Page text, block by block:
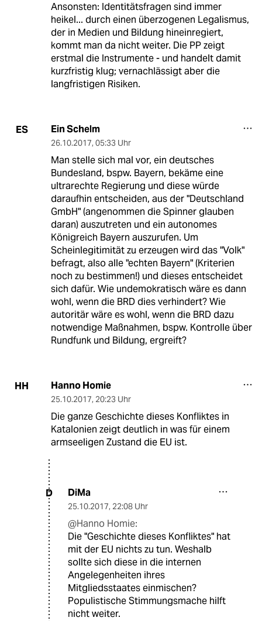
Ansonsten: Identitätsfragen sind immer
heikel... durch einen überzogenen Legalismus,
der in Medien und Bildung hineinregiert,
kommt man da nicht weiter. Die PP zeigt
erstmal die Instrumente - und handelt damit
kurzfristig klug; vernachlässigt aber die
langfristigen Risiken.
ES Ein Schelm
26.10.2017, 05:33 Uhr
Man stelle sich mal vor, ein deutsches
Bundesland, bspw. Bayern, bekäme eine
ultrarechte Regierung und diese würde
daraufhin entscheiden, aus der "Deutschland
GmbH" (angenommen die Spinner glauben
daran) auszutreten und ein autonomes
Königreich Bayern auszurufen. Um
Scheinlegitimität zu erzeugen wird das "Volk"
befragt, also alle "echten Bayern" (Kriterien
noch zu bestimmen!) und dieses entscheidet
sich dafür. Wie undemokratisch wäre es dann
wohl, wenn die BRD dies verhindert? Wie
autoritär wäre es wohl, wenn die BRD dazu
notwendige Maßnahmen, bspw. Kontrolle über
Rundfunk und Bildung, ergreift?
HH Hanno Homie
25.10.2017, 20:23 Uhr
Die ganze Geschichte dieses Konfliktes in
Katalonien zeigt deutlich in was für einem
armseeligen Zustand die EU ist.
D DiMa
25.10.2017, 22:08 Uhr
@Hanno Homie:
Die "Geschichte dieses Konfliktes" hat
mit der EU nichts zu tun. Weshalb
sollte sich diese in die internen
Angelegenheiten ihres
Mitgliedsstaates einmischen?
Populistische Stimmungsmache hilft
nicht weiter.